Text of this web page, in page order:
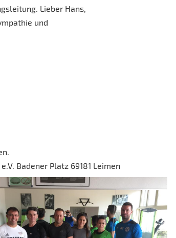
Lieber Hans,
und
Badener Platz 69181 Leimen